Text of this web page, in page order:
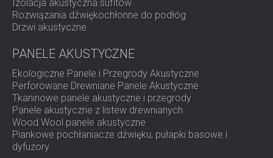
Izolacja akustyczna sufitów
Rozwiązania dźwiękochłonne do podłóg
Drzwi akustyczne
PANELE AKUSTYCZNE
Ekologiczne Panele i Przegrody Akustyczne
Perforowane Drewniane Panele Akustyczne
Tkaninowe panele akustyczne i przegrody
Panele akustyczne z listew drewnianych
Wood Wool panele akustyczne
Piankowe pochłaniacze dźwięku, pułapki basowe i
dyfuzory